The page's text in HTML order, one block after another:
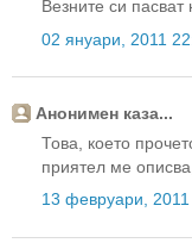
Везните си
02 януари, 2011
Анонимен каза...
Това, което
приятел ме
13 февруари,